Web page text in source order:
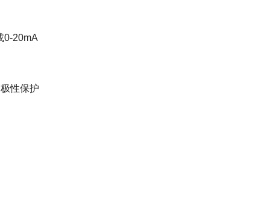
0-20mA
性保护